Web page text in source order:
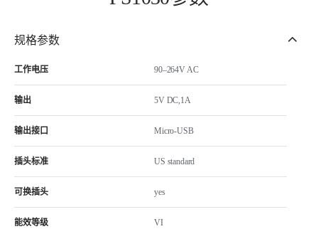
规格参数
工作电压 90–264V AC
输出 5V DC,1A
输出接口 Micro-USB
插头标准 US standard
可换插头 yes
能效等级 VI